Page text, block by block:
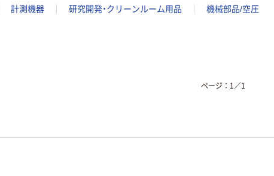
計測機器 研究開発・クリーンルーム用品
機械部品/空圧
ページ： 1 ／1